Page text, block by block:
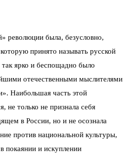
революции была, безусловно,
принято называть русской
так ярко и беспощадно было
отечественными мыслителями
Наибольшая часть этой
не только не признала себя
в России, но и не осознала
против национальной культуры,
покаянии и искуплении